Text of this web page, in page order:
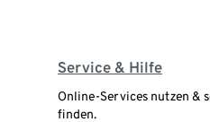
Service & Hilfe
Online-Services nutzen &
finden.